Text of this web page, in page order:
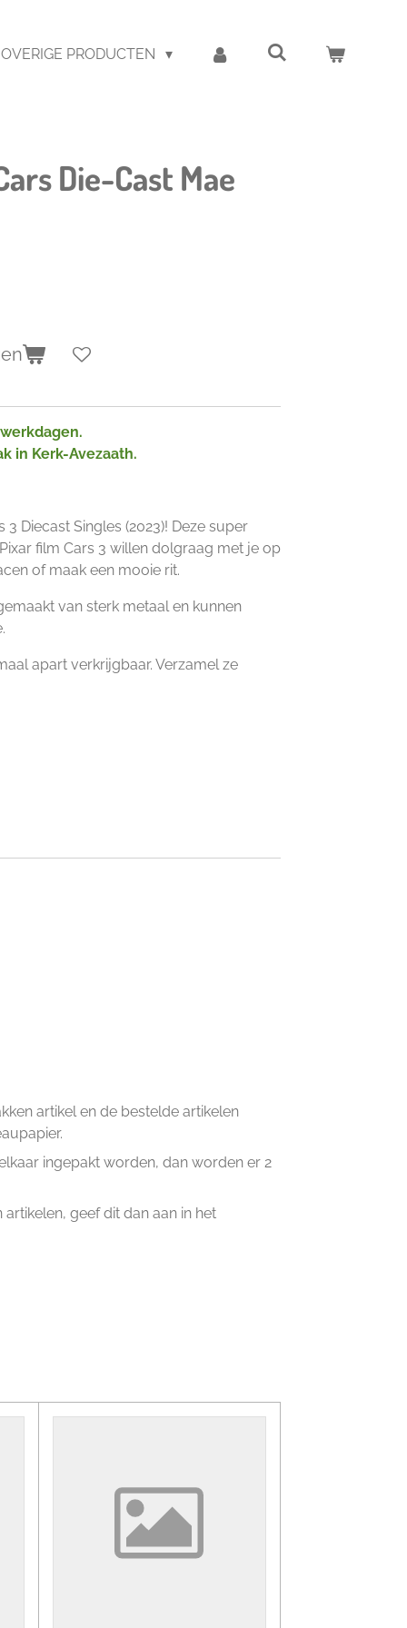
OVERIGE PRODUCTEN
Die-Cast Mae
in Kerk-Avezaath.
Diecast Singles (2023)! Deze super
film Cars 3 willen dolgraag met je op
of maak een mooie rit.
van sterk metaal en kunnen
apart verkrijgbaar. Verzamel ze
artikel en de bestelde artikelen
ingepakt worden, dan worden er 2
geef dit dan aan in het